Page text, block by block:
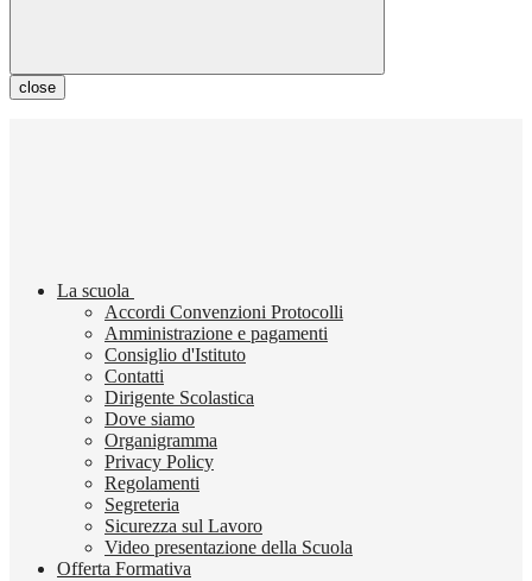
close
La scuola
Accordi Convenzioni Protocolli
Amministrazione e pagamenti
Consiglio d'Istituto
Contatti
Dirigente Scolastica
Dove siamo
Organigramma
Privacy Policy
Regolamenti
Segreteria
Sicurezza sul Lavoro
Video presentazione della Scuola
Offerta Formativa